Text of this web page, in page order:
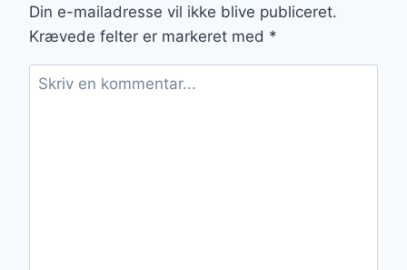
SOM
SUND
RET
Din e-mailadresse vil ikke blive publiceret.
Krævede felter er markeret med *